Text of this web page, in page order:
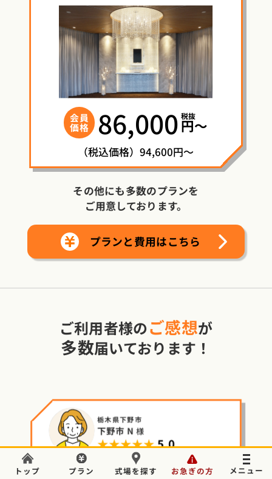
トップ プラン 式場を探す お急ぎの方
会員
価格 86,000 税抜
円〜
（税込価格）94,600円～
その他にも多数のプランを
ご用意しております。
プランと費用はこちら
ご利用者様のご感想が
多数届いております！
栃木県下野市
下野市 N 様
★★★★★5.0
警察からのお迎えも心を込め
全
Next
葬儀のことでお困りの場合はいつでもご相談ください。
電話をかける24時間365日対応 無料 事前確認で安心